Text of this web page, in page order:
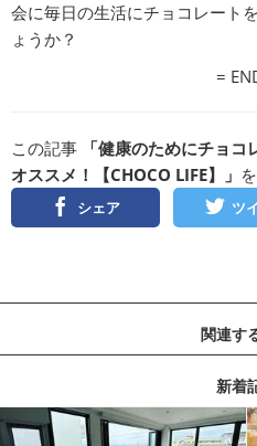
会に毎日の生活にチョコレート
ょうか？
=
この記事
「健康のためにチョ
オススメ！【CHOCO LIFE】」
シェア ツ
関連す
新着